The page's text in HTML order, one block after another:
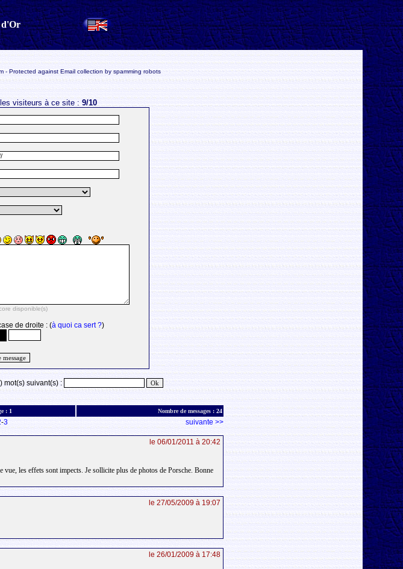
Protected against Email collection by spamming robots
visiteurs à ce site :9/10
de droite : (à quoi ca sert ?)
mot(s) suivant(s) :
: 1 Nombre de messages : 24
-3 suivante >>
le 06/01/2011 à 20:42
les effets sont impects. Je sollicite plus de photos de Porsche. Bonne
le 27/05/2009 à 19:07
le 26/01/2009 à 17:48